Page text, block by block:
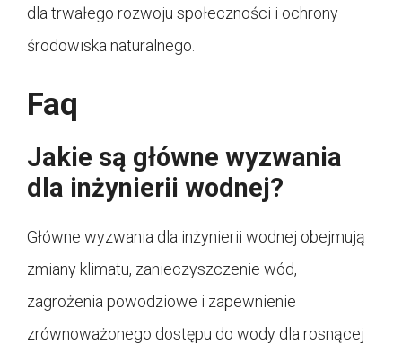
dla trwałego rozwoju społeczności i ochrony
środowiska naturalnego.
Faq
Jakie są główne wyzwania
dla inżynierii wodnej?
Główne wyzwania dla inżynierii wodnej obejmują
zmiany klimatu, zanieczyszczenie wód,
zagrożenia powodziowe i zapewnienie
zrównoważonego dostępu do wody dla rosnącej